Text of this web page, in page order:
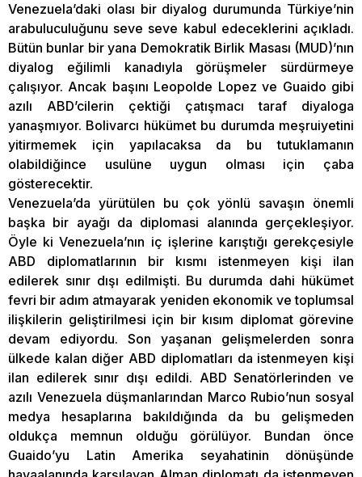
Venezuela’daki olası bir diyalog durumunda Türkiye’nin
arabuluculuğunu seve seve kabul edeceklerini açıkladı.
Bütün bunlar bir yana Demokratik Birlik Masası (MUD)’nın
diyalog eğilimli kanadıyla görüşmeler sürdürmeye
çalışıyor. Ancak başını Leopolde Lopez ve Guaido gibi
azılı ABD’cilerin çektiği çatışmacı taraf diyaloga
yanaşmıyor. Bolivarcı hükümet bu durumda meşruiyetini
yitirmemek için yapılacaksa da bu tutuklamanın
olabildiğince usulüne uygun olması için çaba
gösterecektir.
Venezuela’da yürütülen bu çok yönlü savaşın önemli
başka bir ayağı da diplomasi alanında gerçekleşiyor.
Öyle ki Venezuela’nın iç işlerine karıştığı gerekçesiyle
ABD diplomatlarının bir kısmı istenmeyen kişi ilan
edilerek sınır dışı edilmişti. Bu durumda dahi hükümet
fevri bir adım atmayarak yeniden ekonomik ve toplumsal
ilişkilerin geliştirilmesi için bir kısım diplomat görevine
devam ediyordu. Son yaşanan gelişmelerden sonra
ülkede kalan diğer ABD diplomatları da istenmeyen kişi
ilan edilerek sınır dışı edildi. ABD Senatörlerinden ve
azılı Venezuela düşmanlarından Marco Rubio’nun sosyal
medya hesaplarına bakıldığında da bu gelişmeden
oldukça memnun olduğu görülüyor. Bundan önce
Guaido’yu Latin Amerika seyahatinin dönüşünde